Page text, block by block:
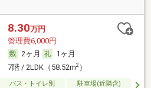
8.30万円
管理費6,000円
2ヶ月
1ヶ月
7階 / 2LDK（58.52m2）
バス・トイレ別 駐車場(近隣含)